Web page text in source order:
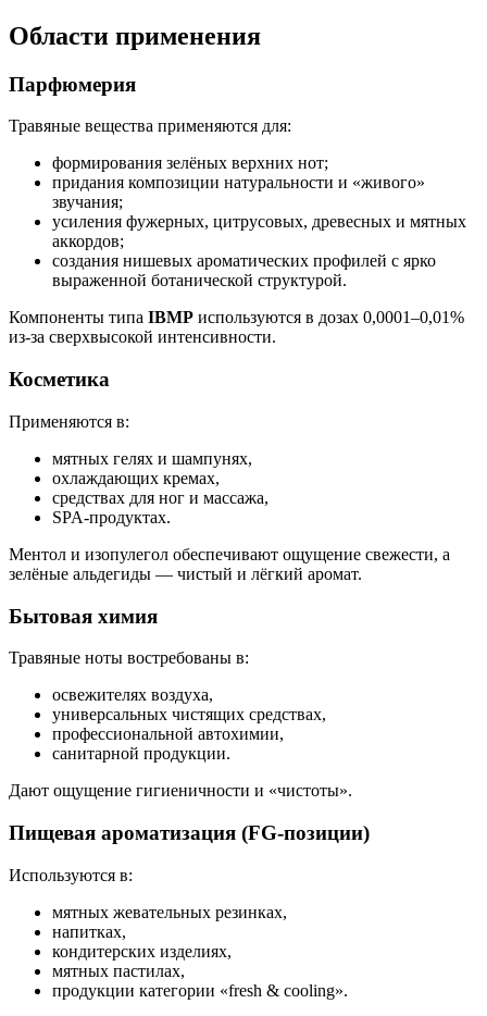
Области применения
Парфюмерия
Травяные вещества применяются для:
формирования зелёных верхних нот;
придания композиции натуральности и «живого»
звучания;
усиления фужерных, цитрусовых, древесных и мятных
аккордов;
создания нишевых ароматических профилей с ярко
выраженной ботанической структурой.
Компоненты типа IBMP используются в дозах 0,0001–0,01%
из-за сверхвысокой интенсивности.
Косметика
Применяются в:
мятных гелях и шампунях,
охлаждающих кремах,
средствах для ног и массажа,
SPA-продуктах.
Ментол и изопулегол обеспечивают ощущение свежести, а
зелёные альдегиды — чистый и лёгкий аромат.
Бытовая химия
Травяные ноты востребованы в:
освежителях воздуха,
универсальных чистящих средствах,
профессиональной автохимии,
санитарной продукции.
Дают ощущение гигиеничности и «чистоты».
Пищевая ароматизация (FG-позиции)
Используются в:
мятных жевательных резинках,
напитках,
кондитерских изделиях,
мятных пастилах,
продукции категории «fresh & cooling».